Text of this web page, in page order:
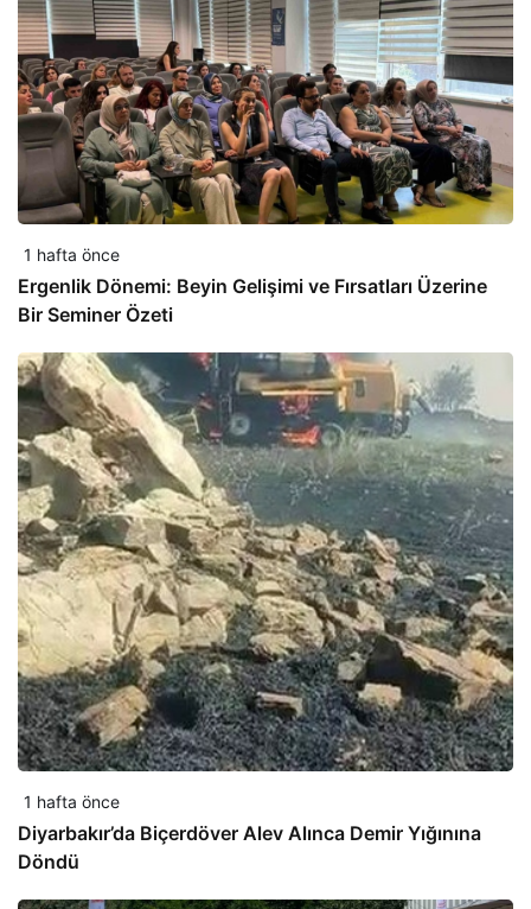
1 hafta önce
Ergenlik Dönemi: Beyin Gelişimi ve Fırsatları Üzerine
Bir Seminer Özeti
1 hafta önce
Diyarbakır’da Biçerdöver Alev Alınca Demir Yığınına
Döndü